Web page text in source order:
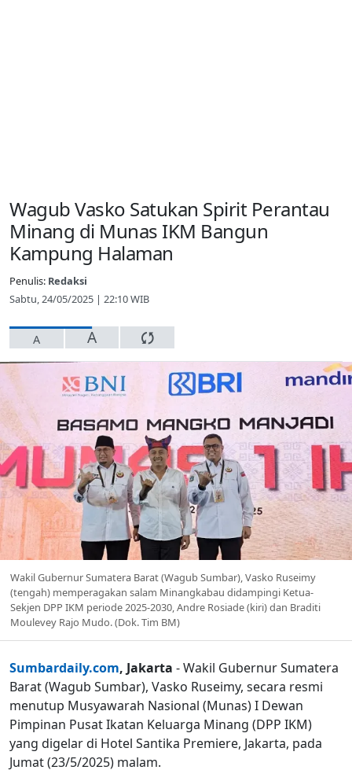
Wagub Vasko Satukan Spirit Perantau
Minang di Munas IKM Bangun
Kampung Halaman
Penulis: Redaksi
Sabtu, 24/05/2025 | 22:10 WIB
A A
Wakil Gubernur Sumatera Barat (Wagub Sumbar), Vasko Ruseimy
(tengah) memperagakan salam Minangkabau didampingi Ketua-
Sekjen DPP IKM periode 2025-2030, Andre Rosiade (kiri) dan Braditi
Moulevey Rajo Mudo. (Dok. Tim BM)
Sumbardaily.com, Jakarta - Wakil Gubernur Sumatera
Barat (Wagub Sumbar), Vasko Ruseimy, secara resmi
menutup Musyawarah Nasional (Munas) I Dewan
Pimpinan Pusat Ikatan Keluarga Minang (DPP IKM)
yang digelar di Hotel Santika Premiere, Jakarta, pada
Jumat (23/5/2025) malam.